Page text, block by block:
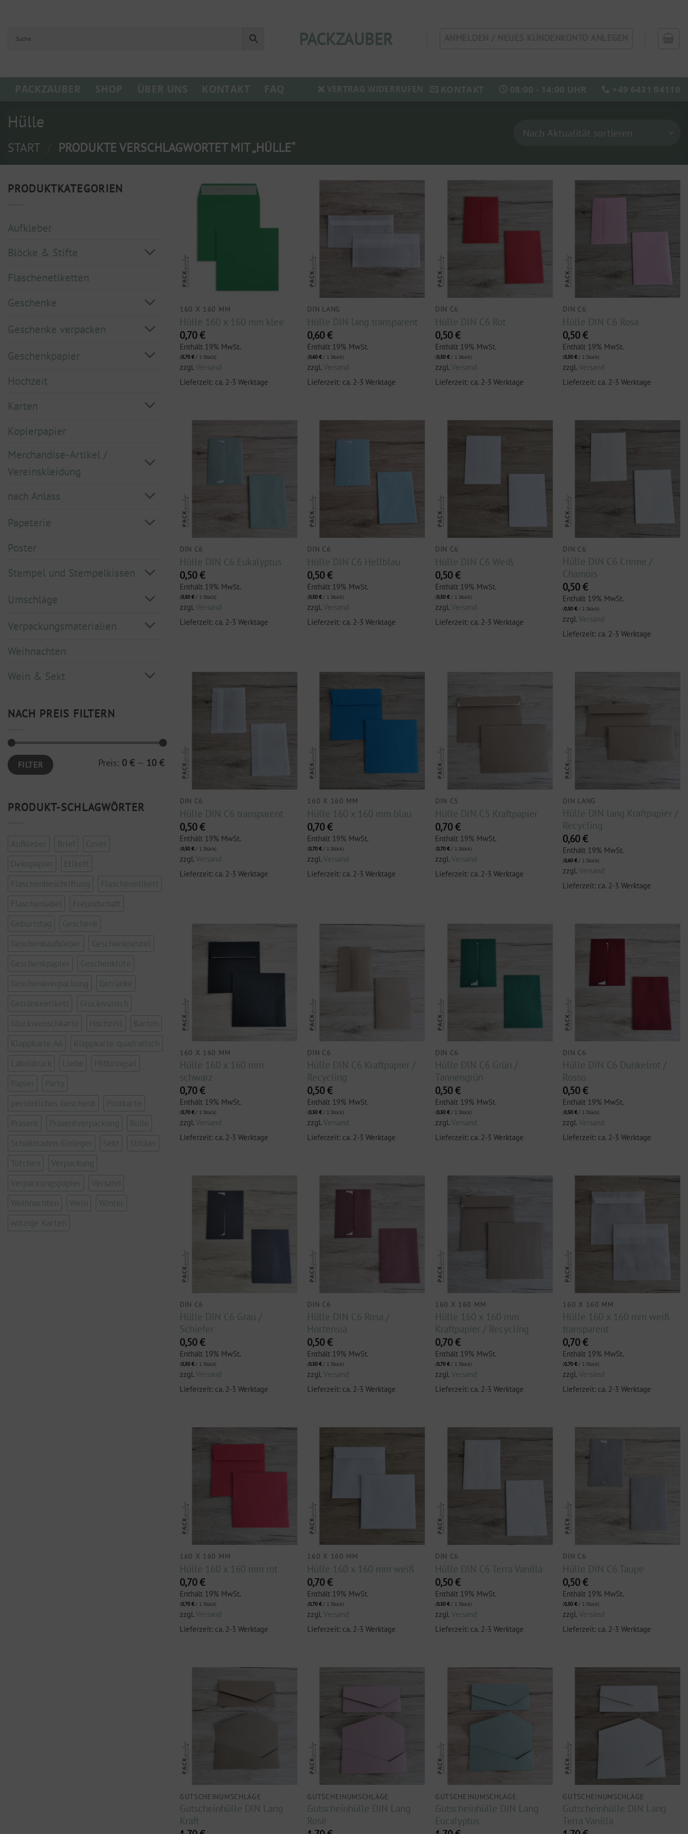
springen
PACKZAUBER
PACKZAUBER SHOP ÜBER UNS KONTAKT FAQ VERTRAG WIDERRUFEN KONTAKT 08:00 - 14:00 UHR +49 6431 94110
Hülle
START PRODUKTE VERSCHLAGWORTET MIT „HÜLLE“
PRODUKTKATEGORIEN
Aufkleber
Blöcke & Stifte
Flaschenetiketten
Geschenke
Geschenke verpacken
Geschenkpapier
Hochzeit
Karten
Kopierpapier
Merchandise-Artikel /
Vereinskleidung
nach Anlass
Papeterie
Poster
Stempel und Stempelkissen
Umschläge
Verpackungsmaterialien
Weihnachten
Wein & Sekt
NACH PREIS FILTERN
Min.
Preis
Max.
PreisFILTER Preis: 0 € — 10 €
PRODUKT-SCHLAGWÖRTER
Aufkleber Brief
Cover
Dekopapier
Etikett
Flaschenbeschriftung
Flaschenetikett
Flaschenlabel
Freundschaft
Geburtstag
Geschenk
Geschenkaufkleber
Geschenkbeutel
Geschenkpapier
Geschenktüte
Geschenkverpackung
Getränke
Getränkeetikett
Glückwunsch
Glückwunschkarte
Hochzeit
Karten
Klappkarte A6
Klappkarte quadratisch
Labeldruck
Liebe
Mitbringsel
Papier
Party
persönliches Geschenk
Postkarte
Präsent
Präsentverpackung
Rolle
Schokoladen-Einleger
Sekt
Sticker
Tütchen
Verpackung
Verpackungspapier
Versand
Weihnachten
Wein
Winter
witzige Karten
160 X 160 MM
Hülle 160 x 160 mm klee
0,70 €
Enthält 19% MwSt.
(0,70€/ 1 Stück)
zzgl. Versand
Lieferzeit: ca. 2-3 Werktage
DIN LANG
Hülle DIN lang transparent
0,60€
Enthält 19% MwSt.
(0,60€/ 1 Stück)
zzgl.Versand
Lieferzeit: ca. 2-3 Werktage
DIN C6
Hülle DIN C6 Rot
0,50 €
Enthält 19% MwSt.
(0,50€/ 1 Stück)
zzgl. Versand
Lieferzeit: ca. 2-3 Werktage
DIN C6
Hülle DIN C6 Rosa
0,50€
Enthält 19% MwSt.
(0,50€/ 1 Stück)
zzgl.Versand
Lieferzeit: ca. 2-3 Werktage
DIN C6
Hülle DIN C6 Eukalyptus
0,50 €
Enthält 19% MwSt.
(0,50€/ 1 Stück)
zzgl. Versand
Lieferzeit: ca. 2-3 Werktage
DIN C6
Hülle DIN C6 Hellblau
0,50€
Enthält 19% MwSt.
(0,50€/ 1 Stück)
zzgl.Versand
Lieferzeit: ca. 2-3 Werktage
DIN C6
Hülle DIN C6 Weiß
0,50 €
Enthält 19% MwSt.
(0,50€/ 1 Stück)
zzgl. Versand
Lieferzeit: ca. 2-3 Werktage
DIN C6
Hülle DIN C6 Creme /
Chamois
0,50€
Enthält 19% MwSt.
(0,50€/ 1 Stück)
zzgl.Versand
Lieferzeit: ca. 2-3 Werktage
DIN C6
Hülle DIN C6 transparent
0,50 €
Enthält 19% MwSt.
(0,50€/ 1 Stück)
zzgl. Versand
Lieferzeit: ca. 2-3 Werktage
160 X 160 MM
Hülle 160 x 160 mm blau
0,70€
Enthält 19% MwSt.
(0,70€/ 1 Stück)
zzgl.Versand
Lieferzeit: ca. 2-3 Werktage
DIN C5
Hülle DIN C5 Kraftpapier
0,70 €
Enthält 19% MwSt.
(0,70€/ 1 Stück)
zzgl. Versand
Lieferzeit: ca. 2-3 Werktage
DIN LANG
Hülle DIN lang Kraftpapier /
Recycling
0,60€
Enthält 19% MwSt.
(0,60€/ 1 Stück)
zzgl.Versand
Lieferzeit: ca. 2-3 Werktage
160 X 160 MM
Hülle 160 x 160 mm
schwarz
0,70 €
Enthält 19% MwSt.
(0,70€/ 1 Stück)
zzgl. Versand
Lieferzeit: ca. 2-3 Werktage
DIN C6
Hülle DIN C6 Kraftpapier /
Recycling
0,50€
Enthält 19% MwSt.
(0,50€/ 1 Stück)
zzgl.Versand
Lieferzeit: ca. 2-3 Werktage
DIN C6
Hülle DIN C6 Grün /
Tannengrün
0,50 €
Enthält 19% MwSt.
(0,50€/ 1 Stück)
zzgl. Versand
Lieferzeit: ca. 2-3 Werktage
DIN C6
Hülle DIN C6 Dunkelrot /
Rosso
0,50€
Enthält 19% MwSt.
(0,50€/ 1 Stück)
zzgl.Versand
Lieferzeit: ca. 2-3 Werktage
DIN C6
Hülle DIN C6 Grau /
Schiefer
0,50 €
Enthält 19% MwSt.
(0,50€/ 1 Stück)
zzgl. Versand
Lieferzeit: ca. 2-3 Werktage
DIN C6
Hülle DIN C6 Rosa /
Hortensia
0,50€
Enthält 19% MwSt.
(0,50€/ 1 Stück)
zzgl.Versand
Lieferzeit: ca. 2-3 Werktage
160 X 160 MM
Hülle 160 x 160 mm
Kraftpapier / Recycling
0,70 €
Enthält 19% MwSt.
(0,70€/ 1 Stück)
zzgl. Versand
Lieferzeit: ca. 2-3 Werktage
160 X 160 MM
Hülle 160 x 160 mm weiß
transparent
0,70€
Enthält 19% MwSt.
(0,70€/ 1 Stück)
zzgl.Versand
Lieferzeit: ca. 2-3 Werktage
160 X 160 MM
Hülle 160 x 160 mm rot
0,70 €
Enthält 19% MwSt.
(0,70€/ 1 Stück)
zzgl. Versand
Lieferzeit: ca. 2-3 Werktage
160 X 160 MM
Hülle 160 x 160 mm weiß
0,70€
Enthält 19% MwSt.
(0,70€/ 1 Stück)
zzgl.Versand
Lieferzeit: ca. 2-3 Werktage
DIN C6
Hülle DIN C6 Terra Vanilla
0,50 €
Enthält 19% MwSt.
(0,50€/ 1 Stück)
zzgl. Versand
Lieferzeit: ca. 2-3 Werktage
DIN C6
Hülle DIN C6 Taupe
0,50€
Enthält 19% MwSt.
(0,50€/ 1 Stück)
zzgl.Versand
Lieferzeit: ca. 2-3 Werktage
GUTSCHEINUMSCHLÄGE
Gutscheinhülle DIN Lang
Kraft
GUTSCHEINUMSCHLÄGE
Gutscheinhülle DIN Lang
Rosé
GUTSCHEINUMSCHLÄGE
Gutscheinhülle DIN Lang
Eucalyptus
GUTSCHEINUMSCHLÄGE
Gutscheinhülle DIN Lang
Terra Vanilla